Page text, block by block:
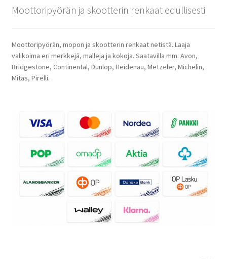
Moottoripyörän ja skootterin renkaat edullisesti
Moottoripyörän, mopon ja skootterin renkaat netistä. Laaja
valikoima eri merkkejä, malleja ja kokoja. Saatavilla mm. Avon,
Bridgestone, Continental, Dunlop, Heidenau, Metzeler, Michelin,
Mitas, Pirelli.